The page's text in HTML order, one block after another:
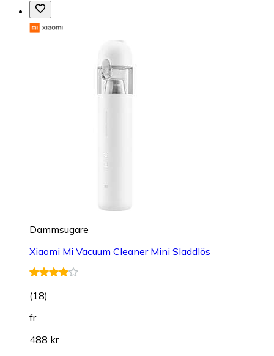
Dammsugare
Xiaomi Mi Vacuum Cleaner Mini Sladdlös
(18)
fr.
488 kr